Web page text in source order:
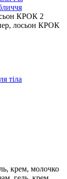
КРОК 2
лосьон КРОК
тіла
крем, молочко